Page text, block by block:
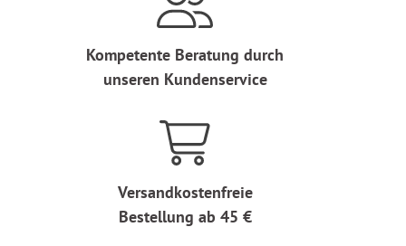
Kompetente Beratung durch
unseren Kundenservice
Versandkostenfreie
Bestellung ab 45 €